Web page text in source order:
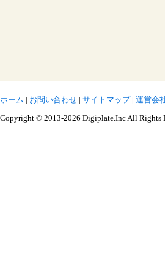
ホーム | お問い合わせ | サイトマップ| 運営会
Copyright © 2013-2026 Digiplate.Inc All Rights